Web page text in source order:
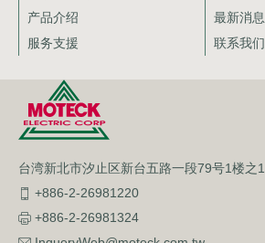
产品介绍
最新消息
服务支援
联系我们
台湾新北市汐止区新台五路一段79号1楼之1
+886-2-26981220
+886-2-26981324